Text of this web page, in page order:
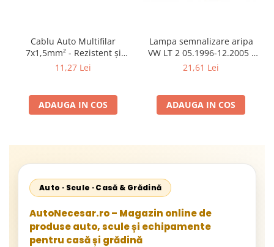
Cablu Auto Multifilar
7x1,5mm² - Rezistent și
Flexibil pentru Remorci 12V-
11,27 Lei
ADAUGA IN COS
Lampa semnalizare aripa
VW LT 2 05.1996-12.2005 ;
Mercedes Sprinter 1995-
Neoplan Euroliner,
Starliner,Centroliner,
21,61 Lei
ADAUGA IN COS
Auto · Scule · Casă & Grădină
AutoNecesar.ro – Magazin online de
produse auto, scule și echipamente
pentru casă și grădină